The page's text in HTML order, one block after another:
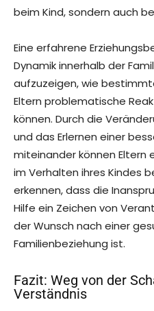
beim Kind, sondern auch
Eine erfahrene
Dynamik innerhalb der
aufzuzeigen, wie
Eltern problematische
können. Durch die
und das Erlernen einer
miteinander können Eltern
im Verhalten ihres Kindes
erkennen, dass die
Hilfe ein Zeichen von
der Wunsch nach einer
Familienbeziehung ist.
Fazit: Weg von der
Verständnis